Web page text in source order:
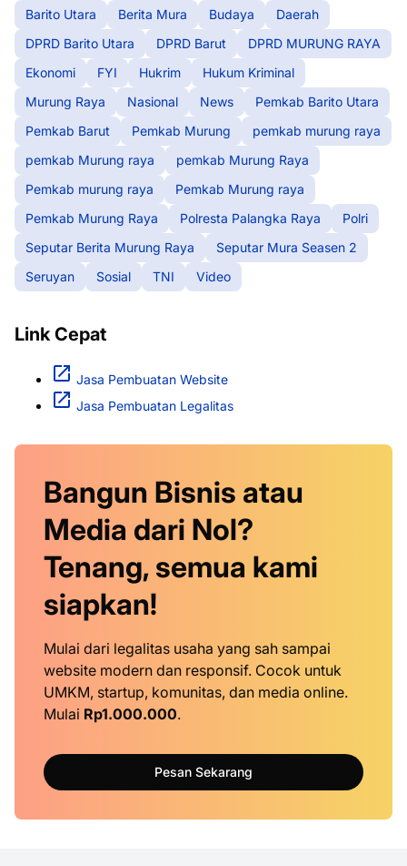
Barito Utara
Berita Mura Budaya
Daerah
DPRD Barito Utara
DPRD Barut
DPRD MURUNG RAYA
Ekonomi
FYI Hukrim
Hukum Kriminal
Murung Raya
Nasional News
Pemkab Barito Utara
Pemkab Barut
Pemkab Murung
pemkab murung raya
pemkab Murung raya
pemkab Murung Raya
Pemkab murung raya
Pemkab Murung raya
Pemkab Murung Raya
Polresta Palangka Raya
Polri
Seputar Berita Murung Raya
Seputar Mura Seasen 2
Seruyan
Sosial TNI Video
Link Cepat
Jasa Pembuatan Website
Jasa Pembuatan Legalitas
Bangun Bisnis atau
Media dari Nol?
Tenang, semua kami
siapkan!
Mulai dari legalitas usaha yang sah sampai
website modern dan responsif. Cocok untuk
UMKM, startup, komunitas, dan media online.
Mulai Rp1.000.000.
Pesan Sekarang